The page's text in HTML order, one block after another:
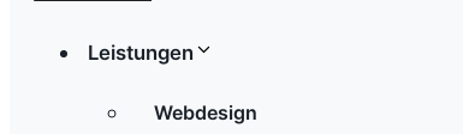
Leistungen
Webdesign